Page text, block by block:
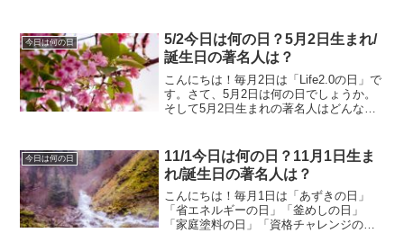
の著名人は？3月6日は何の日？啓蟄二十
四節気の1つ...
今日は何の日
5/2今日は何の日？5月2日生まれ/
誕生日の著名人は？
こんにちは！毎月2日は「Life2.0の日」で
す。さて、5月2日は何の日でしょうか。
そして5月2日生まれの著名人はどんな人
は何の日？郵便貯金の日（郵便貯金創
業...
今日は何の日
11/1今日は何の日？11月1日生ま
れ/誕生日の著名人は？
こんにちは！毎月1日は「あずきの日」
「省エネルギーの日」「釜めしの日」
「家庭塗料の日」「資格チャレンジの